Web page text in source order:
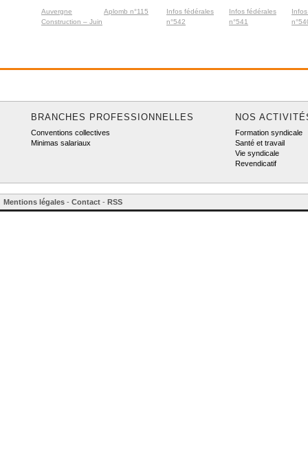
Auvergne
Construction – Juin
Aplomb n°115
Infos fédérales
n°542
Infos fédérales
n°541
BRANCHES PROFESSIONNELLES
Conventions collectives
Minimas salariaux
NOS
Formation syndicale
Santé et travail
Vie syndicale
Revendicatif
Mentions légales - Contact - RSS